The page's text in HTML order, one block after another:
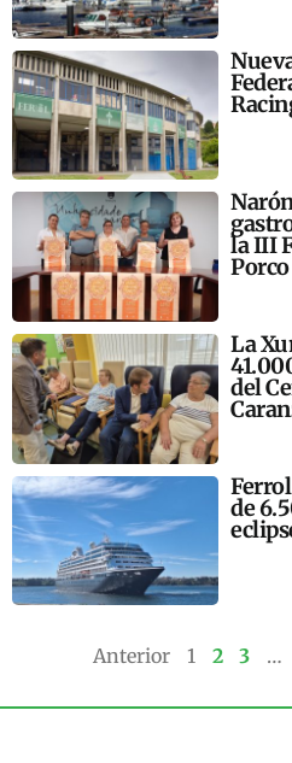
la III
La
del
de
Anterior 1 2 3 …